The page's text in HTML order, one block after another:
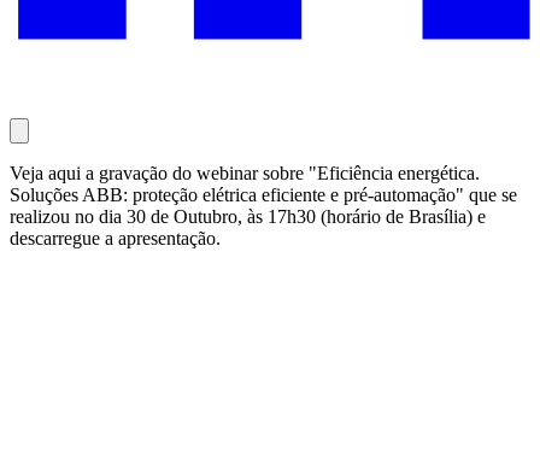
Veja aqui a gravação do webinar sobre "Eficiência energética.
Soluções ABB: proteção elétrica eficiente e pré-automação" que se
realizou no dia 30 de Outubro, às 17h30 (horário de Brasília) e
descarregue a apresentação.